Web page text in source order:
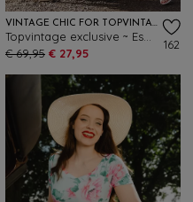
VINTAGE CHIC FOR TOPVINTAGE
€ 69,95 € 27,95
162